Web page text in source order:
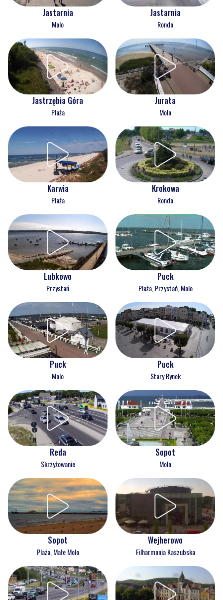
Jastarnia
Molo
Jastarnia
Rondo
Jastrzębia Góra
Plaża
Jurata
Molo
Karwia
Plaża
Krokowa
Rondo
Lubkowo
Przystań
Puck
Plaża, Przystań, Molo
Puck
Molo
Puck
Stary Rynek
Reda
Skrzyżowanie
Sopot
Molo
Sopot
Plaża, Małe Molo
Wejherowo
Filharmonia Kaszubska